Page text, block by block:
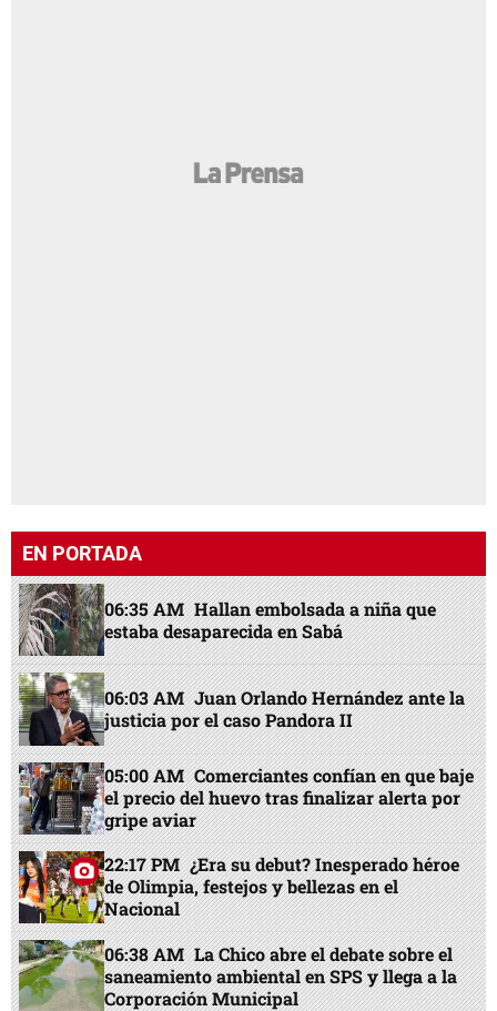
EN PORTADA
06:35 AM Hallan embolsada a niña que
estaba desaparecida en Sabá
06:03 AM Juan Orlando Hernández ante la
justicia por el caso Pandora II
05:00 AM Comerciantes confían en que baje
el precio del huevo tras finalizar alerta por
gripe aviar
22:17 PM ¿Era su debut? Inesperado héroe
de Olimpia, festejos y bellezas en el
Nacional
06:38 AM La Chico abre el debate sobre el
saneamiento ambiental en SPS y llega a la
Corporación Municipal